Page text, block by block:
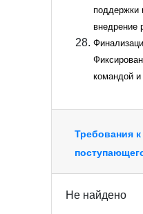
поддержки
внедрение
командой
Требования
Не найдено